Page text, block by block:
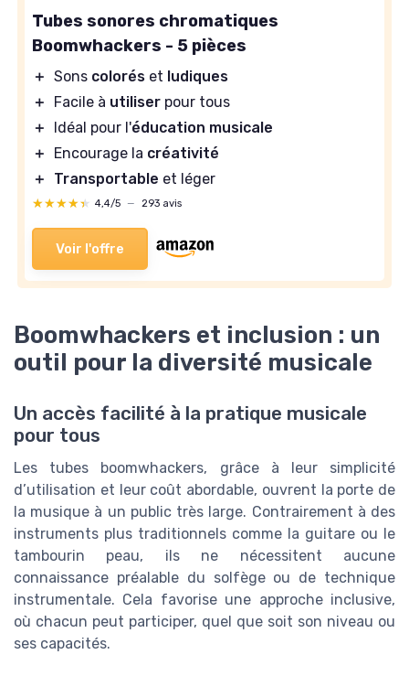
Tubes sonores chromatiques
Boomwhackers - 5 pièces
＋ Sons colorés et ludiques
＋
Facile à utiliser pour tous
＋
Idéal pour l'éducation musicale
＋
Encourage la créativité
＋
Transportable et léger
★★★★★
★★★★★ 4,4/5 — 293 avis
Voir l'offre
Boomwhackers et inclusion : un
outil pour la diversité musicale
Un accès facilité à la pratique musicale
pour tous
Les tubes boomwhackers, grâce à leur simplicité
d’utilisation et leur coût abordable, ouvrent la porte de
la musique à un public très large. Contrairement à des
instruments plus traditionnels comme la guitare ou le
tambourin peau, ils ne nécessitent aucune
connaissance préalable du solfège ou de technique
instrumentale. Cela favorise une approche inclusive,
où chacun peut participer, quel que soit son niveau ou
ses capacités.